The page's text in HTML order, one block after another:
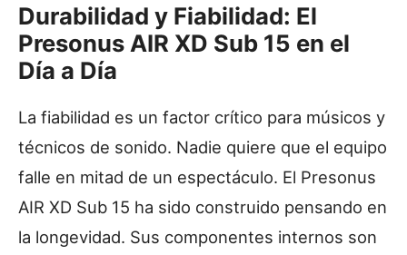
Durabilidad y Fiabilidad: El
Presonus AIR XD Sub 15 en el
Día a Día
La fiabilidad es un factor crítico para músicos y
técnicos de sonido. Nadie quiere que el equipo
falle en mitad de un espectáculo. El Presonus
AIR XD Sub 15 ha sido construido pensando en
la longevidad. Sus componentes internos son